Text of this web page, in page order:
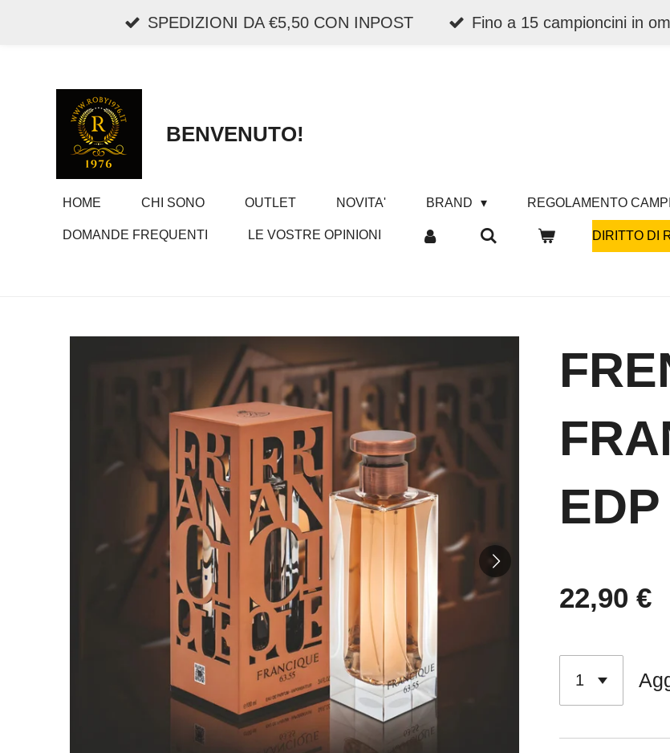
principale
SPEDIZIONI DA €5,50 CON INPOST Fino a 15 campioncini in
BENVENUTO!
HOME CHI SONO OUTLET NOVITA' BRAND REGOLAMENTO
DOMANDE FREQUENTI LE VOSTRE OPINIONI DIRITTO DI
22,90 €